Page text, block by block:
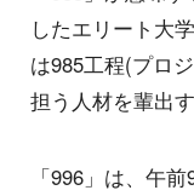
したエリート大
は985工程(プロ
担う人材を輩出
「996」は、午